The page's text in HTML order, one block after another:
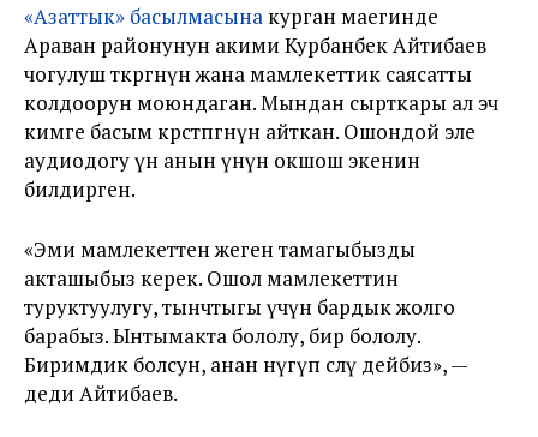
«Азаттык» басылмасына курган маегинде
Араван районунун акими Курбанбек Айтибаев
чогулуш өткөргөнүн жана мамлекеттик саясатты
колдоорун моюндаган. Мындан сырткары ал эч
кимге басым көрсөтпөгөнүн айткан. Ошондой эле
аудиодогу үн анын үнүнө окшош экенин
билдирген.
«Эми мамлекеттен жеген тамагыбызды
акташыбыз керек. Ошол мамлекеттин
туруктуулугу, тынчтыгы үчүн бардык жолго
барабыз. Ынтымакта бололу, бир бололу.
Биримдик болсун, анан өнүгүп өсөлү дейбиз», —
деди Айтибаев.